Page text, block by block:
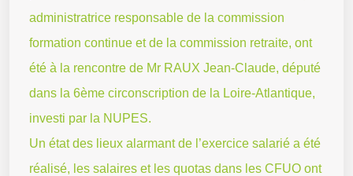
administratrice responsable de la commission
formation continue et de la commission retraite, ont
été à la rencontre de Mr RAUX Jean-Claude, député
dans la 6ème circonscription de la Loire-Atlantique,
investi par la NUPES.
Un état des lieux alarmant de l’exercice salarié a été
réalisé, les salaires et les quotas dans les CFUO ont